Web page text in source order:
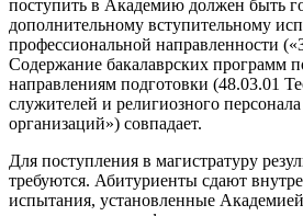
поступить в Академию должен быть
дополнительному вступительному
профессиональной направленности
Содержание бакалаврских программ
направлениям подготовки (48.03.01
служителей и религиозного
организаций») совпадает.
Для поступления в магистратуру
требуются. Абитуриенты сдают
испытания, установленные